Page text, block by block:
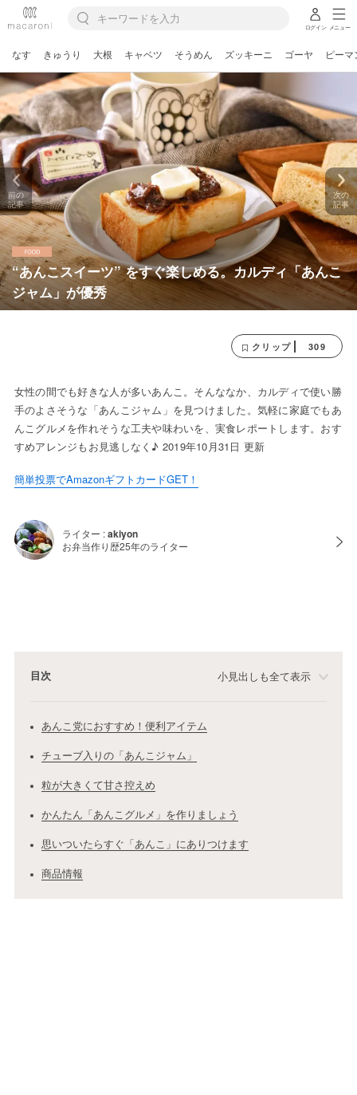
ログイン メニュー
なす きゅうり 大根 キャベツ そうめん ズッキーニ ゴーヤ ピーマ
“あんこスイーツ” をすぐ楽しめる。カルディ「あんこ
ジャム」が優秀
前の
記事
次の
記事
クリップ 309
女性の間でも好きな人が多いあんこ。そんななか、カルディで使い勝
手のよさそうな「あんこジャム」を見つけました。気軽に家庭でもあ
んこグルメを作れそうな工夫や味わいを、実食レポートします。おす
すめアレンジもお見逃しなく♪ 2019年10月31日 更新
簡単投票でAmazonギフトカードGET！
ライター :akiyon
お弁当作り歴25年のライター
目次 小見出しも全て表示
あんこ党におすすめ！便利アイテム
チューブ入りの「あんこジャム」
粒が大きくて甘さ控えめ
かんたん「あんこグルメ」を作りましょう
思いついたらすぐ「あんこ」にありつけます
商品情報